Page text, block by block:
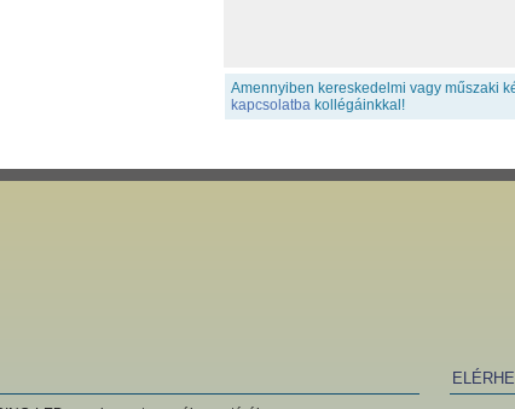
Amennyiben kereskedelmi vagy műszaki
kapcsolatba kollégáinkkal!